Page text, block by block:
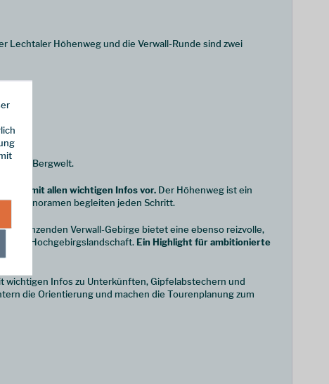
Lechtaler Höhenweg und die Verwall-Runde sind zwei
Bergwelt.
mit allen wichtigen Infos vor. Der Höhenweg ist ein
Panoramen begleiten jeden Schritt.
Verwall-Gebirge bietet eine ebenso reizvolle,
stille Hochgebirgslandschaft. Ein Highlight für ambitionierte
wichtigen Infos zu Unterkünften, Gipfelabstechern und
die Orientierung und machen die Tourenplanung zum